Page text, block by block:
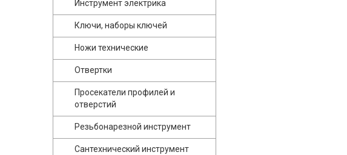
Инструмент электрика
Ключи, наборы ключей
Ножи технические
Отвертки
Просекатели профилей и
отверстий
Резьбонарезной инструмент
Сантехнический инструмент